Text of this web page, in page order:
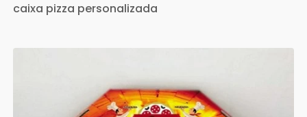
caixa pizza personalizada